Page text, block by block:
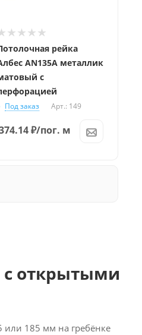
рейка
AN135A металлик
с
Под заказ Арт.: 149
₽/пог. м
с открытыми
185 мм на гребёнке